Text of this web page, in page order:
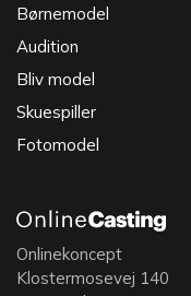
Børnemodel
Audition
Bliv model
Skuespiller
Fotomodel
Onlinekoncept
Klostermosevej 140